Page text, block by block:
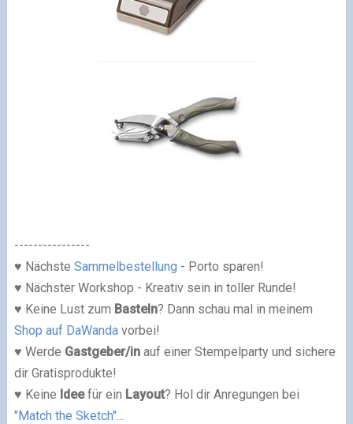
----------------
♥ Nächste Sammelbestellung - Porto sparen!
♥ Nächster Workshop - Kreativ sein in toller Runde!
♥ Keine Lust zum Basteln? Dann schau mal in meinem
Shop auf DaWandavorbei!
♥ Werde Gastgeber/inauf einer Stempelpartyund sichere
dir Gratisprodukte!
♥ Keine Ideefür ein Layout? Hol dir Anregungen bei
"Match the Sketch"